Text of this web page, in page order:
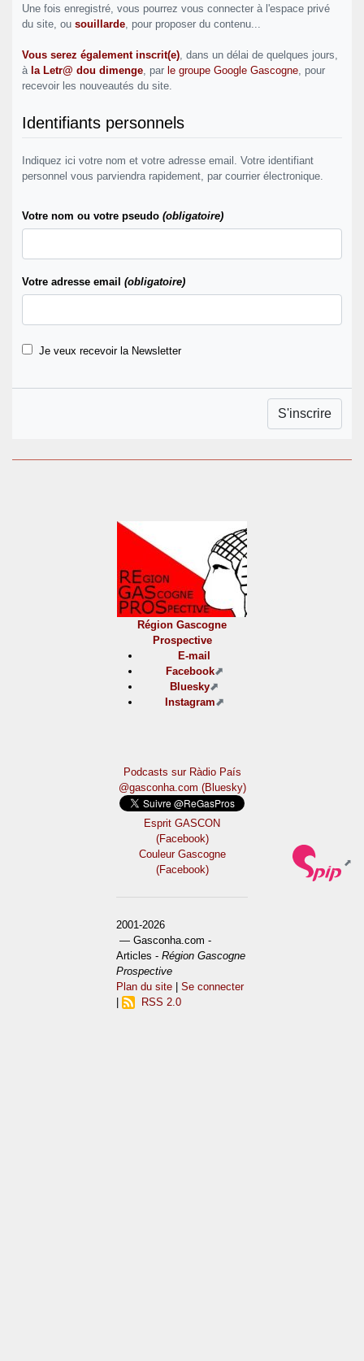
Une fois enregistré, vous pourrez vous connecter à l'espace privé
du site, ou souillarde , pour proposer du contenu...
Vous serez également inscrit(e) , dans un délai de quelques jours,
à la Letr@ dou dimenge , par le groupe Google Gascogne , pour
recevoir les nouveautés du site.
Identifiants personnels
Indiquez ici votre nom et votre adresse email. Votre identifiant
personnel vous parviendra rapidement, par courrier électronique.
Votre nom ou votre pseudo (obligatoire)
Votre adresse email (obligatoire)
Je veux recevoir la Newsletter
Région Gascogne
Prospective
E-mail
Facebook
Bluesky
Instagram
Podcasts sur Ràdio País
@gasconha.com (Bluesky)
Esprit GASCON
(Facebook)
Couleur Gascogne
(Facebook)
2001-2026
— Gasconha.com -
Articles -Région Gascogne
Prospective
Plan du site |Se connecter
|
RSS 2.0